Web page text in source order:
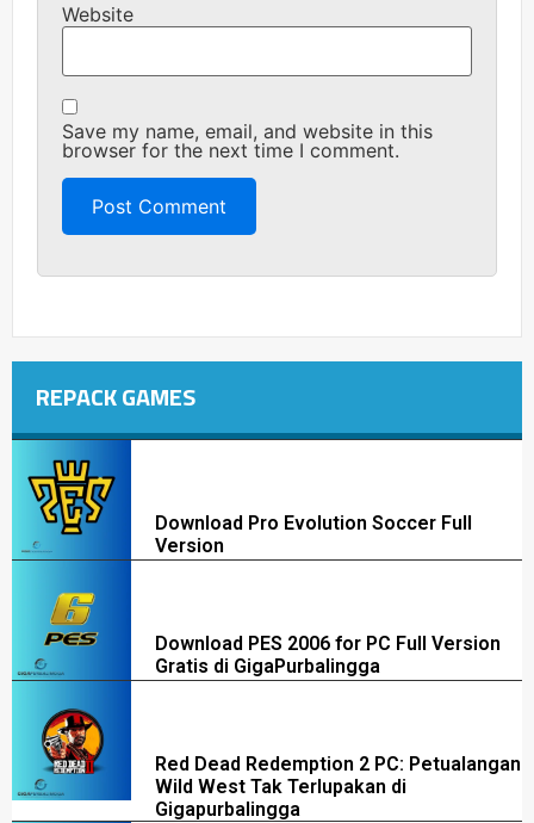
Website
Save my name, email, and website in this
browser for the next time I comment.
REPACK GAMES
Download Pro Evolution Soccer Full
Version
Download PES 2006 for PC Full Version
Gratis di GigaPurbalingga
Red Dead Redemption 2 PC: Petualangan
Wild West Tak Terlupakan di
Gigapurbalingga